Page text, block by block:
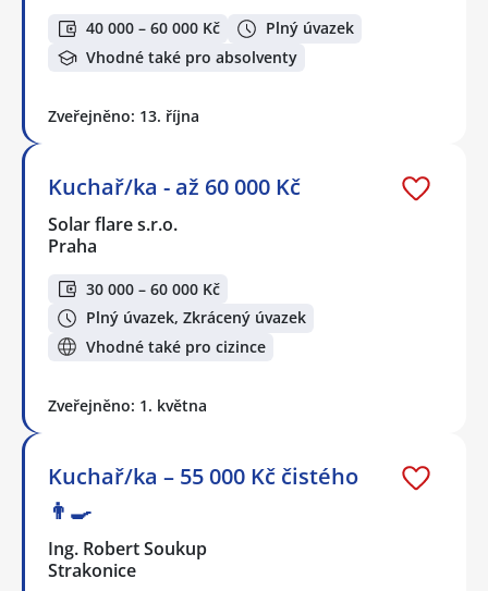
40 000 – 60 000 Kč
Plný úvazek
Vhodné také pro absolventy
Zveřejněno: 13. října
Kuchař/ka - až 60 000 Kč
Solar flare s.r.o.
Praha
30 000 – 60 000 Kč
Plný úvazek, Zkrácený úvazek
Vhodné také pro cizince
Zveřejněno: 1. května
Kuchař/ka – 55 000 Kč čistého
👨‍🍳
Ing. Robert Soukup
Strakonice